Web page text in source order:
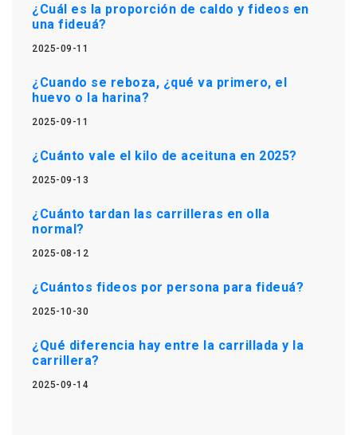
¿Cuál es la proporción de caldo y fideos en
una fideuá?
2025-09-11
¿Cuando se reboza, ¿qué va primero, el
huevo o la harina?
2025-09-11
¿Cuánto vale el kilo de aceituna en 2025?
2025-09-13
¿Cuánto tardan las carrilleras en olla
normal?
2025-08-12
¿Cuántos fideos por persona para fideuá?
2025-10-30
¿Qué diferencia hay entre la carrillada y la
carrillera?
2025-09-14